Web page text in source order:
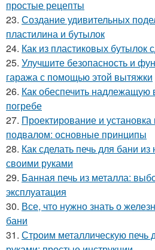
простые рецепты
23. Создание удивительных
пластилина и бутылок
24. Как из пластиковых бутылок
25. Улучшите безопасность и
гаража с помощью этой вытяжки
26. Как обеспечить надлежащую
погребе
27. Проектирование и
подвалом: основные принципы
28. Как сделать печь для бани
своими руками
29. Банная печь из металла:
эксплуатация
30. Все, что нужно знать о
бани
31. Строим металлическую печь